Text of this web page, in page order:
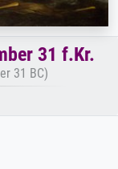
31 f.Kr.
31 BC)